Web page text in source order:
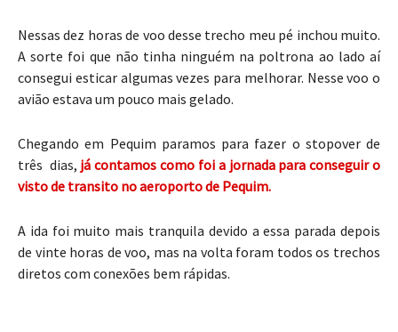
Nessas dez horas de voo desse trecho meu pé inchou muito.
A sorte foi que não tinha ninguém na poltrona ao lado aí
consegui esticar algumas vezes para melhorar. Nesse voo o
avião estava um pouco mais gelado.
Chegando em Pequim paramos para fazer o stopover de
três dias, já contamos como foi a jornada para conseguir o
visto de transito no aeroporto de Pequim.
A ida foi muito mais tranquila devido a essa parada depois
de vinte horas de voo, mas na volta foram todos os trechos
diretos com conexões bem rápidas.